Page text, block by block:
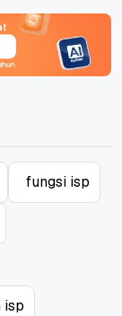
fungsi isp
isp